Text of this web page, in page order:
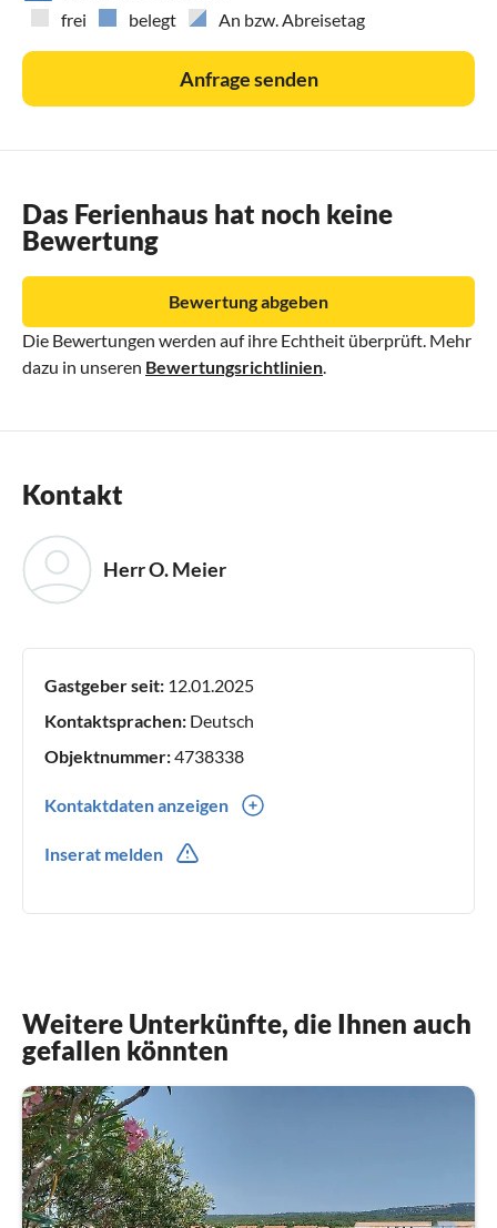
frei
belegt An bzw. Abreisetag
Anfrage senden
Das Ferienhaus hat noch keine
Bewertung
Die Bewertungen werden auf ihre Echtheit überprüft. Mehr
dazu in unseren Bewertungsrichtlinien
Bewertung abgeben
Kontakt
Herr O. Meier
Gastgeber seit: 12.01.2025
Kontaktsprachen: Deutsch
Objektnummer:4738338
Kontaktdaten anzeigen
Inserat melden
Weitere Unterkünfte, die Ihnen auch
gefallen könnten